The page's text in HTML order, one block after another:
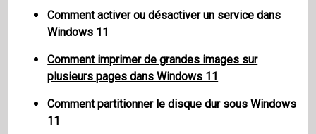
Comment activer ou désactiver un service dans
Windows 11
Comment imprimer de grandes images sur
plusieurs pages dans Windows 11
Comment partitionner le disque dur sous Windows
11